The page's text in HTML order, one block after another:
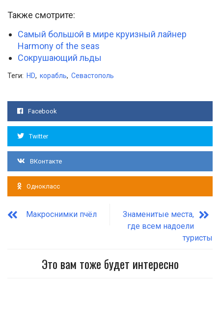
Также смотрите:
Самый большой в мире круизный лайнер
Harmony of the seas
Сокрушающий льды
Теги: HD, корабль, Севастополь
Facebook
Twitter
ВКонтакте
Однокласс
Макроснимки пчёл
Знаменитые места,
где всем надоели
туристы
Это вам тоже будет интересно